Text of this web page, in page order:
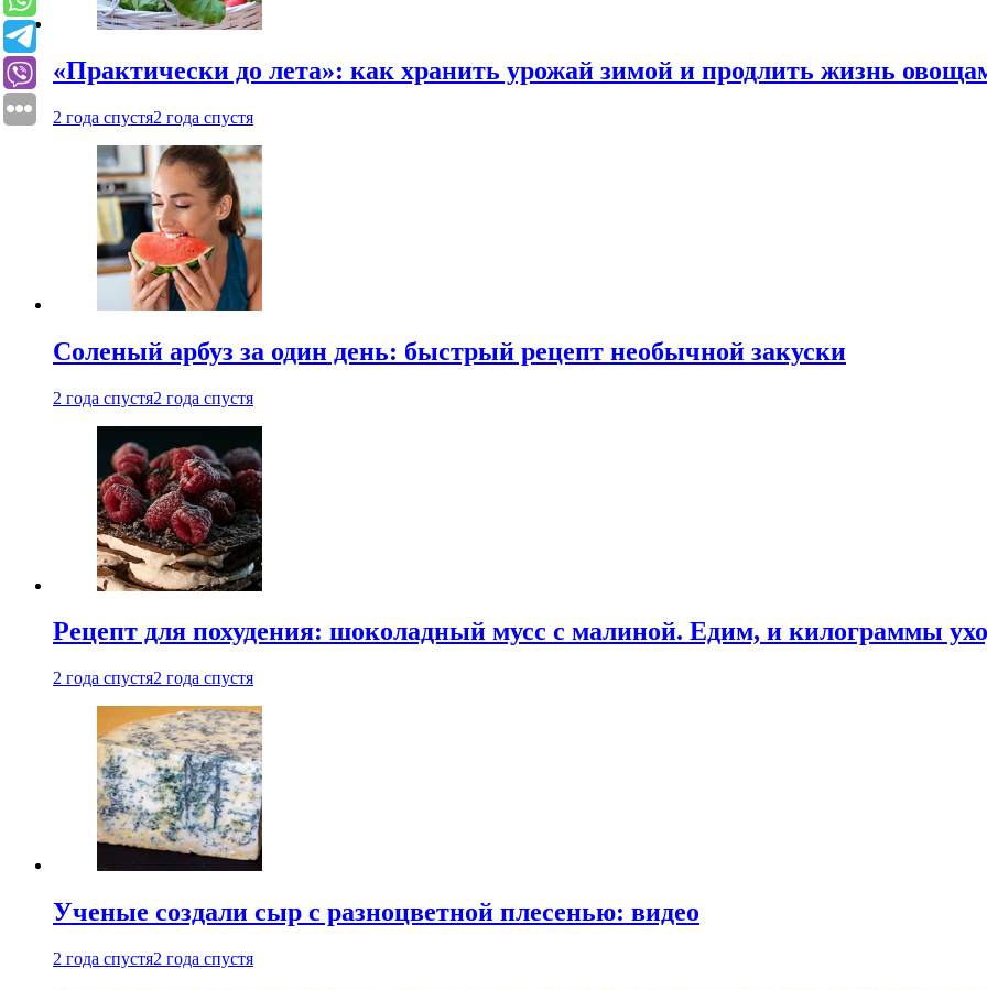
«Практически до лета»: как хранить урожай зимой и продлить жизнь
2 года спустя2 года спустя
Соленый арбуз за один день: быстрый рецепт необычной закуски
2 года спустя2 года спустя
Рецепт для похудения: шоколадный мусс с малиной. Едим, и килограммы
2 года спустя2 года спустя
Ученые создали сыр с разноцветной плесенью: видео
2 года спустя2 года спустя